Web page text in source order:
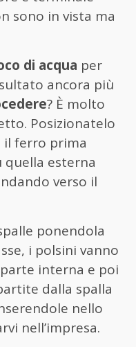
sono in vista ma
di acqua per
ancora più
? È molto
Posizionatelo
il ferro prima
esterna
verso il
ponendola
i polsini vanno
interna e poi
dalla spalla
nello
nell’impresa.